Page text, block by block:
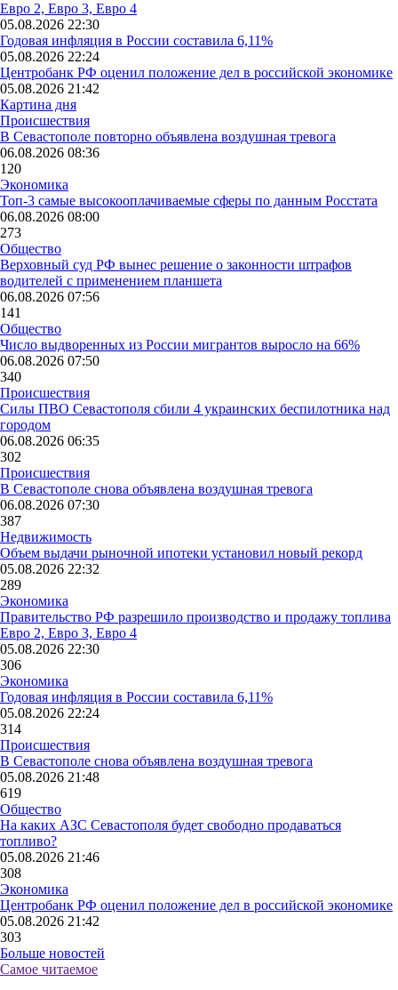
Евро 2, Евро 3, Евро 4
05.08.2026 22:30
Годовая инфляция в России составила 6,11%
05.08.2026 22:24
Центробанк РФ оценил положение дел в российской экономике
05.08.2026 21:42
Картина дня
Происшествия
В Севастополе повторно объявлена воздушная тревога
06.08.2026 08:36
120
Экономика
Топ-3 самые высокооплачиваемые сферы по данным Росстата
06.08.2026 08:00
273
Общество
Верховный суд РФ вынес решение о законности штрафов
водителей с применением планшета
06.08.2026 07:56
141
Общество
Число выдворенных из России мигрантов выросло на 66%
06.08.2026 07:50
340
Происшествия
Силы ПВО Севастополя сбили 4 украинских беспилотника над
городом
06.08.2026 06:35
302
Происшествия
В Севастополе снова объявлена воздушная тревога
06.08.2026 07:30
387
Недвижимость
Объем выдачи рыночной ипотеки установил новый рекорд
05.08.2026 22:32
289
Экономика
Правительство РФ разрешило производство и продажу топлива
Евро 2, Евро 3, Евро 4
05.08.2026 22:30
306
Экономика
Годовая инфляция в России составила 6,11%
05.08.2026 22:24
314
Происшествия
В Севастополе снова объявлена воздушная тревога
05.08.2026 21:48
619
Общество
На каких АЗС Севастополя будет свободно продаваться
топливо?
05.08.2026 21:46
308
Экономика
Центробанк РФ оценил положение дел в российской экономике
05.08.2026 21:42
303
Больше новостей
Самое читаемое